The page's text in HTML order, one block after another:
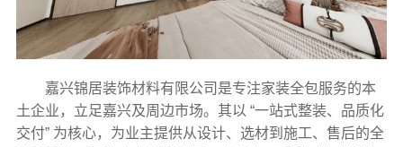
嘉兴锦居装饰材料有限公司是专注家装全包服务的本
土企业，立足嘉兴及周边市场。其以 “一站式整装、品质化
交付” 为核心，为业主提供从设计、选材到施工、售后的全